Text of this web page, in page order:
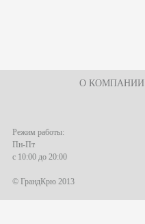
О КОМПАНИИ
Режим работы:
Пн-Пт
с 10:00 до 20:00
© ГрандКрю 2013